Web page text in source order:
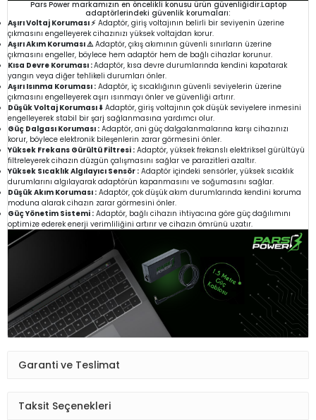
Pars Power markamızın en öncelikli konusu ürün güvenliğidir.Laptop
adaptörlerindeki güvenlik korumaları:
Aşırı Voltaj Koruması ⚡ Adaptör, giriş voltajının belirli bir seviyenin üzerine
çıkmasını engelleyerek cihazınızı yüksek voltajdan korur.
Aşırı Akım Koruması ⚠️Adaptör, çıkış akımının güvenli sınırların üzerine
çıkmasını engeller, böylece hem adaptör hem de bağlı cihazlar korunur.
Kısa Devre Koruması :Adaptör, kısa devre durumlarında kendini kapatarak
yangın veya diğer tehlikeli durumları önler.
Aşırı Isınma Koruması : Adaptör, iç sıcaklığının güvenli seviyelerin üzerine
çıkmasını engelleyerek aşırı ısınmayı önler ve güvenliği artırır.
Düşük Voltaj Koruması ⬇️ Adaptör, giriş voltajının çok düşük seviyelere inmesini
engelleyerek stabil bir şarj sağlanmasına yardımcı olur.
Güç Dalgası Koruması : Adaptör, ani güç dalgalanmalarına karşı cihazınızı
korur, böylece elektronik bileşenlerin zarar görmesini önler.
Yüksek Frekans Gürültü Filtresi : Adaptör, yüksek frekanslı elektriksel gürültüyü
filtreleyerek cihazın düzgün çalışmasını sağlar ve parazitleri azaltır.
Yüksek Sıcaklık Algılayıcı Sensör : Adaptör içindeki sensörler, yüksek sıcaklık
durumlarını algılayarak adaptörün kapanmasını ve soğumasını sağlar.
Düşük Akım Koruması : Adaptör, çok düşük akım durumlarında kendini koruma
moduna alarak cihazın zarar görmesini önler.
Güç Yönetim Sistemi : Adaptör, bağlı cihazın ihtiyacına göre güç dağılımını
optimize ederek enerji verimliliğini artırır ve cihazın ömrünü uzatır.
Garanti ve Teslimat
Taksit Seçenekleri